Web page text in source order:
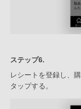
ステップ6.
レシートを登録し、
タップする。